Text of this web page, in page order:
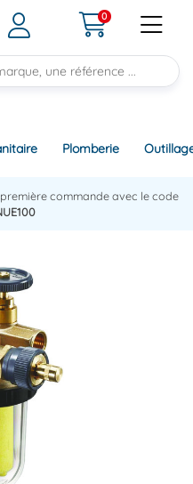
0
Plomberie
commande avec le code